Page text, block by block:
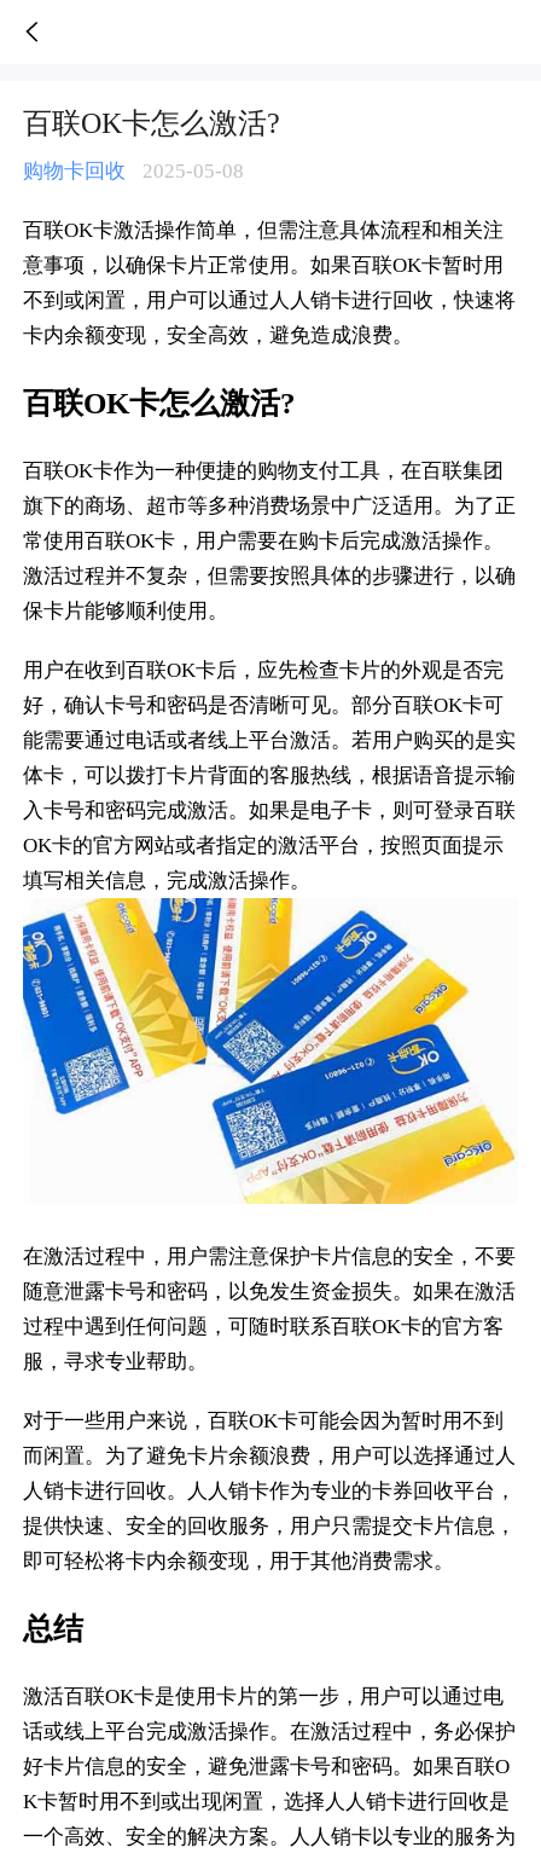
百联OK卡怎么激活?
购物卡回收 2025-05-08
百联OK卡激活操作简单，但需注意具体流程和相关注
意事项，以确保卡片正常使用。如果百联OK卡暂时用
不到或闲置，用户可以通过人人销卡进行回收，快速将
卡内余额变现，安全高效，避免造成浪费。
百联OK卡怎么激活?
百联OK卡作为一种便捷的购物支付工具，在百联集团
旗下的商场、超市等多种消费场景中广泛适用。为了正
常使用百联OK卡，用户需要在购卡后完成激活操作。
激活过程并不复杂，但需要按照具体的步骤进行，以确
保卡片能够顺利使用。
用户在收到百联OK卡后，应先检查卡片的外观是否完
好，确认卡号和密码是否清晰可见。部分百联OK卡可
能需要通过电话或者线上平台激活。若用户购买的是实
体卡，可以拨打卡片背面的客服热线，根据语音提示输
入卡号和密码完成激活。如果是电子卡，则可登录百联
OK卡的官方网站或者指定的激活平台，按照页面提示
填写相关信息，完成激活操作。
在激活过程中，用户需注意保护卡片信息的安全，不要
随意泄露卡号和密码，以免发生资金损失。如果在激活
过程中遇到任何问题，可随时联系百联OK卡的官方客
服，寻求专业帮助。
对于一些用户来说，百联OK卡可能会因为暂时用不到
而闲置。为了避免卡片余额浪费，用户可以选择通过人
人销卡进行回收。人人销卡作为专业的卡券回收平台，
提供快速、安全的回收服务，用户只需提交卡片信息，
即可轻松将卡内余额变现，用于其他消费需求。
总结
激活百联OK卡是使用卡片的第一步，用户可以通过电
话或线上平台完成激活操作。在激活过程中，务必保护
好卡片信息的安全，避免泄露卡号和密码。如果百联O
K卡暂时用不到或出现闲置，选择人人销卡进行回收是
一个高效、安全的解决方案。人人销卡以专业的服务为